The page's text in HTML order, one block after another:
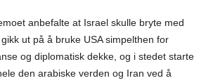
anbefalte at Israel skulle bryte med
ut på å bruke USA simpelthen for
og diplomatisk dekke, og i stedet starte
den arabiske verden og Iran ved å